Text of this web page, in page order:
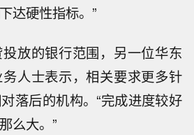
达硬性指标。”
放的银行范围，另一位华东
人士表示，相关要求更多针
落后的机构。“完成进度较好
么大。”